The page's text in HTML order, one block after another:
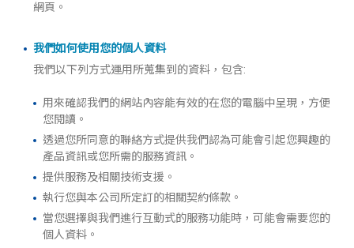
網頁。
我們如何使用您的個人資料
我們以下列方式運用所蒐集到的資料，包含:
用來確認我們的網站內容能有效的在您的電腦中呈現，方便
您閱讀。
透過您所同意的聯絡方式提供我們認為可能會引起您興趣的
產品資訊或您所需的服務資訊。
提供服務及相關技術支援。
執行您與本公司所定訂的相關契約條款。
當您選擇與我們進行互動式的服務功能時，可能會需要您的
個人資料。